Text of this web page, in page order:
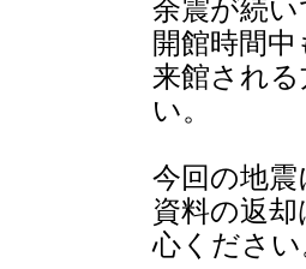
余震が続
開館時間
来館され
い。
今回の地
資料の返
心くださ